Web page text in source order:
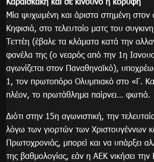
Μία ψυχωμένη και άριστα στημένη στον
Κηφισιά, στο τελευταίο ματς του
Τεττέη (έβαλε τα κλάματα κατά την
φανέλα της (ο νεαρός από την 1η
αγωνίζεται στον Παναθηναϊκό),
1, τον πρωτοπόρο Ολυμπιακό στο «Γ.
πλέον, το πρωτάθλημα παίρνει… φωτιά.
Διότι στην 15η αγωνιστική, την
λόγω των γιορτών των Χριστουγέννων
Πρωτοχρονιάς, μπορεί και να υπάρξει
της βαθμολογίας, εάν η ΑΕΚ νικήσει